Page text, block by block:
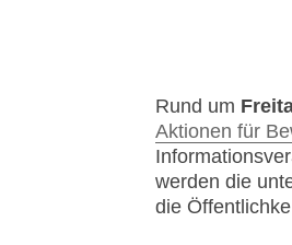
Rund um
Aktionen für
werden die
die